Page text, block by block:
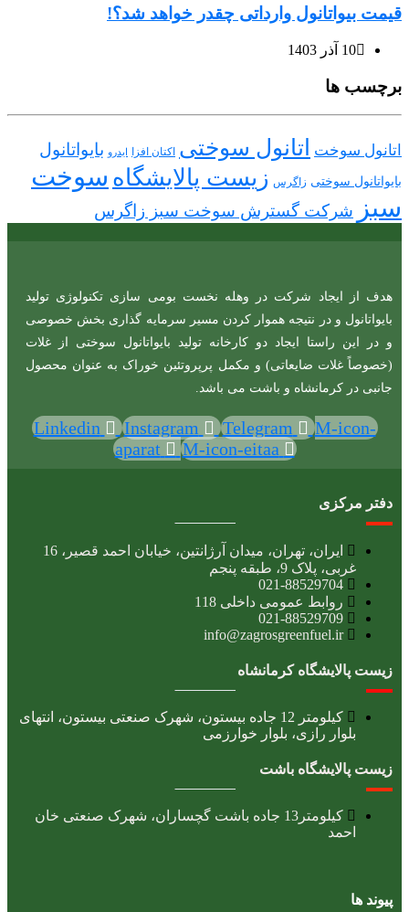
قیمت بیواتانول وارداتی چقدر خواهد شد؟!
10 آذر 1403
برچسب ها
اتانول سوخت اتانول سوختی اکتان افزا ایدرو بایواتانول
بایواتانول سوختی زاگرس زیست پالایشگاه سوخت
سبز
شرکت گسترش سوخت سبز زاگرس
هدف از ایجاد شرکت در وهله نخست بومی سازی تکنولوژی تولید
بایواتانول و در نتیجه هموار کردن مسیر سرمایه گذاری بخش خصوصی
و در این راستا ایجاد دو کارخانه تولید بایواتانول سوختی از غلات
(خصوصاً غلات ضایعاتی) و مکمل پرپروتئین خوراک به عنوان محصول
جانبی در کرمانشاه و باشت می باشد.
Linkedin Instagram Telegram
M-icon-
aparat
M-icon-eitaa
دفتر مرکزی
ایران، تهران، میدان آرژانتین، خیابان احمد قصیر، 16
غربی، پلاک 9، طبقه پنجم
021-88529704
روابط عمومی داخلی 118
021-88529709
info@zagrosgreenfuel.ir​
زیست پالایشگاه کرمانشاه
کیلومتر 12 جاده بیستون، شهرک صنعتی بیستون، انتهای
بلوار رازی، بلوار خوارزمی
زیست پالایشگاه باشت
کیلومتر13 جاده باشت گچساران، شهرک صنعتی خان
احمد
پیوند ها